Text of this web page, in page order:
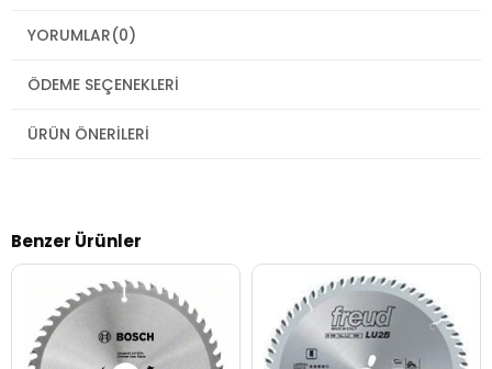
YORUMLAR(0)
ÖDEME SEÇENEKLERI
ÜRÜN ÖNERILERI
Benzer Ürünler